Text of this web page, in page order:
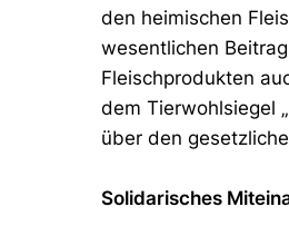
den heimischen
wesentlichen
Fleischprodukten
dem Tierwohlsiegel
über den
Solidarisches